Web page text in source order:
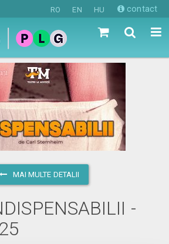
RO EN HU contact
MAI MULTE DETALII
-